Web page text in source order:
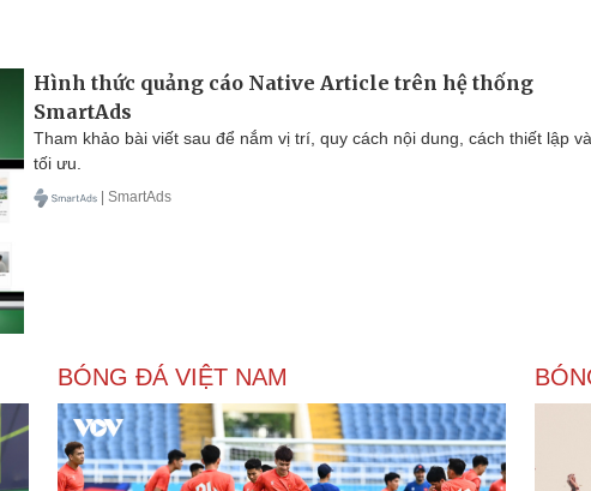
Hình thức quảng cáo Native Article trên hệ thống
SmartAds
Tham khảo bài viết sau để nắm vị trí, quy cách nội dung, cách thiết lập và
tối ưu.
| SmartAds
BÓNG ĐÁ VIỆT NAM